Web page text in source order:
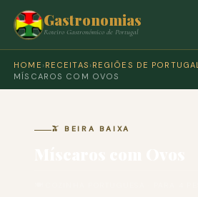
Gastronomias
Roteiro Gastronómico de Portugal
HOME › RECEITAS › REGIÕES DE PORTUGAL
MÍSCAROS COM OVOS
🫒 BEIRA BAIXA